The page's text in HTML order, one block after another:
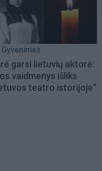
Gyvenimas
garsi lietuvių aktorė:
vaidmenys išliks
teatro istorijoje“